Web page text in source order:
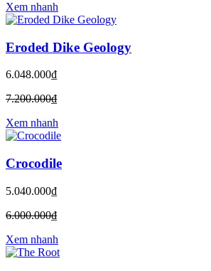
Xem nhanh
Eroded Dike Geology
6.048.000₫
7.200.000₫
Xem nhanh
Crocodile
5.040.000₫
6.000.000₫
Xem nhanh